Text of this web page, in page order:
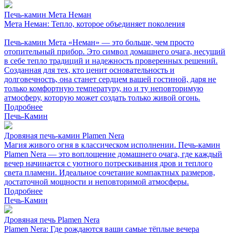
Печь-камин Мета Неман
Мета Неман: Тепло, которое объединяет поколения
Печь-камин Мета «Неман» — это больше, чем просто
отопительный прибор. Это символ домашнего очага, несущий
в себе тепло традиций и надежность проверенных решений.
Созданная для тех, кто ценит основательность и
долговечность, она станет сердцем вашей гостиной, даря не
только комфортную температуру, но и ту неповторимую
атмосферу, которую может создать только живой огонь.
Подробнее
Печь-Камин
Дровяная печь-камин Plamen Nera
Магия живого огня в классическом исполнении. Печь-камин
Plamen Nera — это воплощение домашнего очага, где каждый
вечер начинается с уютного потрескивания дров и теплого
света пламени. Идеальное сочетание компактных размеров,
достаточной мощности и неповторимой атмосферы.
Подробнее
Печь-Камин
Дровяная печь Plamen Nera
Plamen Nera: Где рождаются ваши самые тёплые вечера